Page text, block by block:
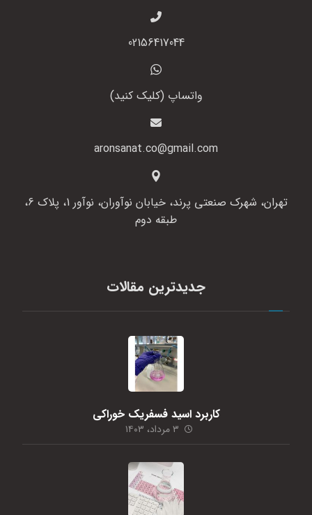
02156417044
واتساپ (کلیک کنید)
aronsanat.co@gmail.com
تهران، شهرک صنعتی پرند، خیابان نوآوران، نوآور 1، پلاک 6،
طبقه دوم
جدیدترین مقالات
کاربرد اسید فسفریک خوراکی
۳ مرداد، ۱۴۰۳